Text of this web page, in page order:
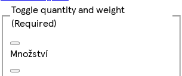
Toggle quantity and weight
(Required)
Množství